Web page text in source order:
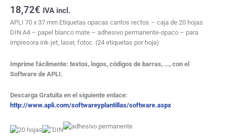
18,72€ IVA incl.
APLI 70 x 37 mm Etiquetas opacas cantos rectos – caja de 20 hojas
DIN A4 – papel blanco mate – adhesivo permanente-opaco – para
impresora ink-jet, laser, fotoc. (24 etiquetas por hoja)
Imprime fácilmente: textos, logos, códigos de barras, …, con el
Software de APLI.
Descarga Gratuita en el siguiente enlace:
http://www.apli.com/softwareyplantillas/software.aspx